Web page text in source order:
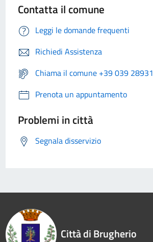
Contatta il comune
Leggi le domande frequenti
Richiedi Assistenza
Chiama il comune +39 039 28931
Prenota un appuntamento
Problemi in città
Segnala disservizio
Città di Brugherio